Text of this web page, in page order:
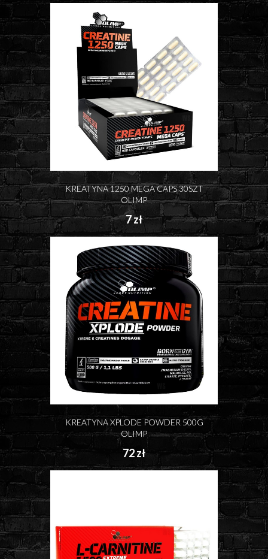
KREATYNA 1250 MEGA CAPS 30SZT
OLIMP
7 zł
KREATYNA XPLODE POWDER 500G
OLIMP
72 zł